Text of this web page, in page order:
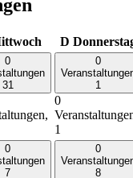
D
0
31
0
1
0
1
0
7
0
8